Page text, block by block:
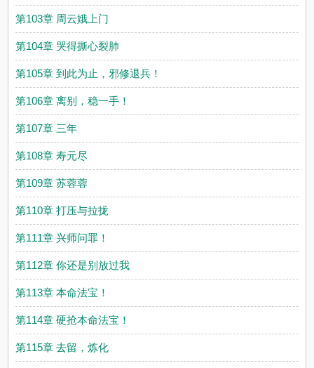
第103章 周云娥上门
第104章 哭得撕心裂肺
第105章 到此为止，邪修退兵！
第106章 离别，稳一手！
第107章 三年
第108章 寿元尽
第109章 苏蓉蓉
第110章 打压与拉拢
第111章 兴师问罪！
第112章 你还是别放过我
第113章 本命法宝！
第114章 硬抢本命法宝！
第115章 去留，炼化